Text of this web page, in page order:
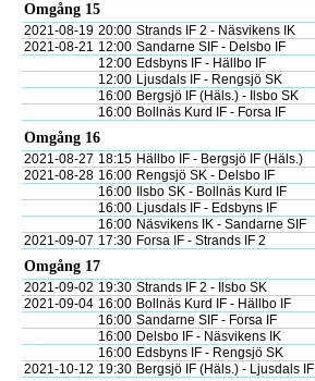
Omgång 15
2021-08-19 20:00 Strands IF 2 - Näsvikens IK
2021-08-21 12:00 Sandarne SIF - Delsbo IF
12:00 Edsbyns IF - Hällbo IF
12:00 Ljusdals IF - Rengsjö SK
16:00 Bergsjö IF (Häls.) - Ilsbo SK
16:00 Bollnäs Kurd IF - Forsa IF
Omgång 16
2021-08-27 18:15 Hällbo IF - Bergsjö IF (Häls.)
2021-08-28 16:00 Rengsjö SK - Delsbo IF
16:00
Ilsbo SK - Bollnäs Kurd IF
16:00 Ljusdals IF - Edsbyns IF
16:00 Näsvikens IK - Sandarne SIF
2021-09-07 17:30 Forsa IF - Strands IF 2
Omgång 17
2021-09-02 19:30 Strands IF 2 - Ilsbo SK
2021-09-04 16:00 Bollnäs Kurd IF - Hällbo IF
16:00 Sandarne SIF - Forsa IF
16:00 Delsbo IF - Näsvikens IK
16:00 Edsbyns IF - Rengsjö SK
2021-10-12 19:30 Bergsjö IF (Häls.) - Ljusdals IF